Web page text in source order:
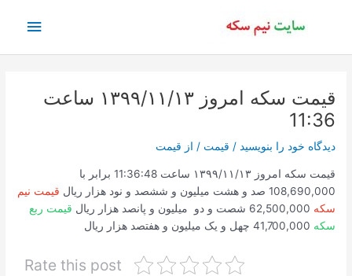
اصلی
قیمت سکه امروز ۱۳۹۹/۱۱/۱۳ ساعت
11:36
دیدگاه‌ خود را بنویسید / قیمت / از قیمت
قیمت سکه امروز ۱۳۹۹/۱۱/۱۳ ساعت 11:36:48 برابر با
108,690,000 صد و هشت میلیون و ششصد و نود هزار ریال
قیمت نیم
سکه 62,500,000 شصت و دو میلیون و پانصد هزار ریال
قیمت ربع
سکه 41,700,000 چهل و یک میلیون و هفتصد هزار ریال
Rate this post